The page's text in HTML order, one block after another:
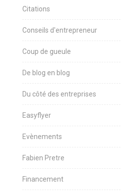
Citations
Conseils d'entrepreneur
Coup de gueule
De blog en blog
Du côté des entreprises
Easyflyer
Evènements
Fabien Pretre
Financement